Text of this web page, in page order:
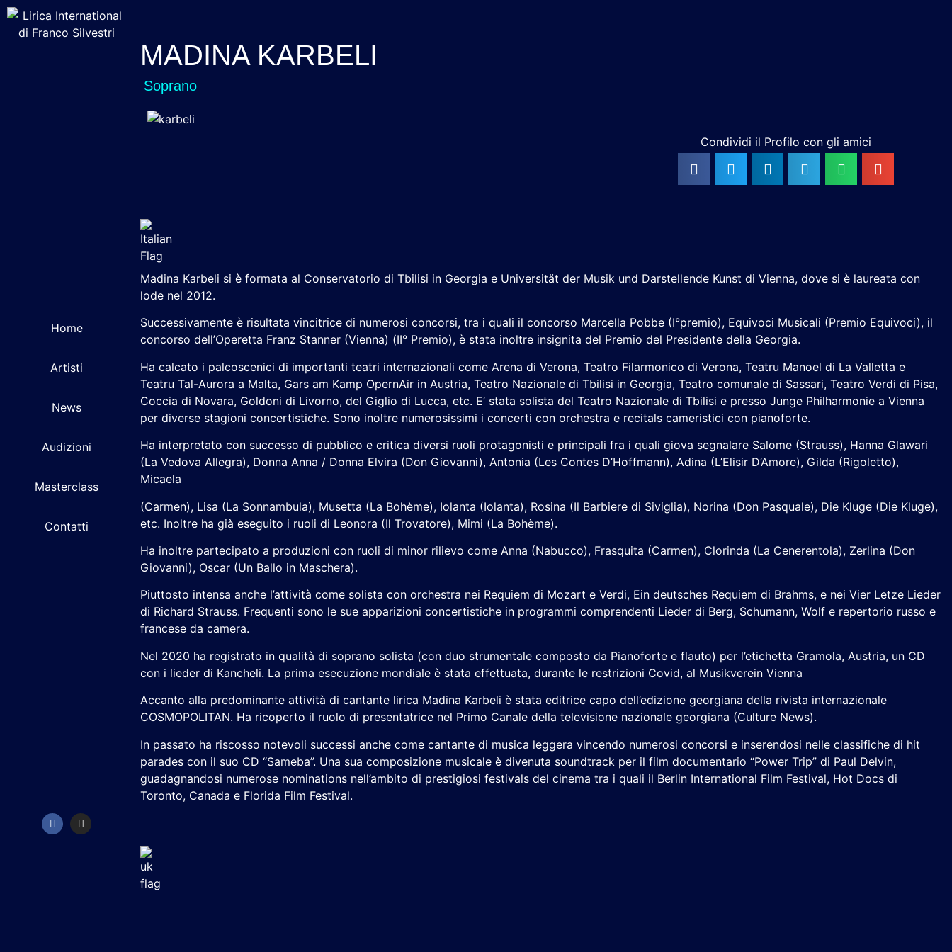
Home
Artisti
News
Audizioni
Masterclass
Contatti
MADINA KARBELI
Soprano
Condividi il Profilo con gli amici
Madina Karbeli si è formata al Conservatorio di Tbilisi in Georgia e Universität der Musik und Darstellende Kunst di Vienna, dove si è laureata con
lode nel 2012.
Successivamente è risultata vincitrice di numerosi concorsi, tra i quali il concorso Marcella Pobbe (I°premio), Equivoci Musicali (Premio Equivoci), il
concorso dell’Operetta Franz Stanner (Vienna) (II° Premio), è stata inoltre insignita del Premio del Presidente della Georgia.
Ha calcato i palcoscenici di importanti teatri internazionali come Arena di Verona, Teatro Filarmonico di Verona, Teatru Manoel di La Valletta e
Teatru Tal-Aurora a Malta, Gars am Kamp OpernAir in Austria, Teatro Nazionale di Tbilisi in Georgia, Teatro comunale di Sassari, Teatro Verdi di Pisa,
Coccia di Novara, Goldoni di Livorno, del Giglio di Lucca, etc. E’ stata solista del Teatro Nazionale di Tbilisi e presso Junge Philharmonie a Vienna
per diverse stagioni concertistiche. Sono inoltre numerosissimi i concerti con orchestra e recitals cameristici con pianoforte.
Ha interpretato con successo di pubblico e critica diversi ruoli protagonisti e principali fra i quali giova segnalare Salome (Strauss), Hanna Glawari
(La Vedova Allegra), Donna Anna / Donna Elvira (Don Giovanni), Antonia (Les Contes D’Hoffmann), Adina (L’Elisir D’Amore), Gilda (Rigoletto),
Micaela
(Carmen), Lisa (La Sonnambula), Musetta (La Bohème), Iolanta (Iolanta), Rosina (Il Barbiere di Siviglia), Norina (Don Pasquale), Die Kluge (Die Kluge),
etc. Inoltre ha già eseguito i ruoli di Leonora (Il Trovatore), Mimi (La Bohème).
Ha inoltre partecipato a produzioni con ruoli di minor rilievo come Anna (Nabucco), Frasquita (Carmen), Clorinda (La Cenerentola), Zerlina (Don
Giovanni), Oscar (Un Ballo in Maschera).
Piuttosto intensa anche l’attività come solista con orchestra nei Requiem di Mozart e Verdi, Ein deutsches Requiem di Brahms, e nei Vier Letze Lieder
di Richard Strauss. Frequenti sono le sue apparizioni concertistiche in programmi comprendenti Lieder di Berg, Schumann, Wolf e repertorio russo e
francese da camera.
Nel 2020 ha registrato in qualità di soprano solista (con duo strumentale composto da Pianoforte e flauto) per l’etichetta Gramola, Austria, un CD
con i lieder di Kancheli. La prima esecuzione mondiale è stata effettuata, durante le restrizioni Covid, al Musikverein Vienna
Accanto alla predominante attività di cantante lirica Madina Karbeli è stata editrice capo dell’edizione georgiana della rivista internazionale
COSMOPOLITAN. Ha ricoperto il ruolo di presentatrice nel Primo Canale della televisione nazionale georgiana (Culture News).
In passato ha riscosso notevoli successi anche come cantante di musica leggera vincendo numerosi concorsi e inserendosi nelle classifiche di hit
parades con il suo CD “Sameba”. Una sua composizione musicale è divenuta soundtrack per il film documentario “Power Trip” di Paul Delvin,
guadagnandosi numerose nominations nell’ambito di prestigiosi festivals del cinema tra i quali il Berlin International Film Festival, Hot Docs di
Toronto, Canada e Florida Film Festival.